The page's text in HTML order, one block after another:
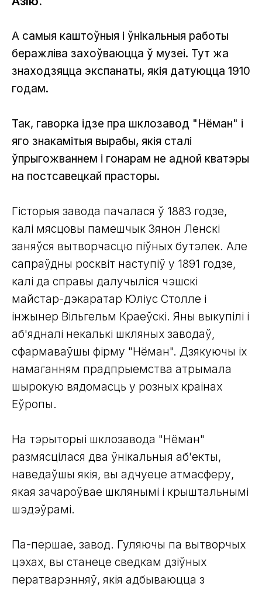
А самыя каштоўныя і ўнікальныя работы
беражліва захоўваюцца ў музеі. Тут жа
знаходзяцца экспанаты, якія датуюцца 1910
годам.
Так, гаворка ідзе пра шклозавод "Нёман" і
яго знакамітыя вырабы, якія сталі
ўпрыгожваннем і гонарам не адной кватэры
на постсавецкай прасторы.
Гісторыя завода пачалася ў 1883 годзе,
калі мясцовы памешчык Зянон Ленскі
заняўся вытворчасцю піўных бутэлек. Але
сапраўдны росквіт наступіў у 1891 годзе,
калі да справы далучыліся чэшскі
майстар-дэкаратар Юліус Столле і
інжынер Вільгельм Краеўскі. Яны выкупілі і
аб'ядналі некалькі шкляных заводаў,
сфармаваўшы фірму "Нёман". Дзякуючы іх
намаганням прадпрыемства атрымала
шырокую вядомасць у розных краінах
Еўропы.
На тэрыторыі шклозавода "Нёман"
размясцілася два ўнікальныя аб'екты,
наведаўшы якія, вы адчуеце атмасферу,
якая зачароўвае шклянымі і крыштальнымі
шэдэўрамі.
Па-першае, завод. Гуляючы па вытворчых
цэхах, вы станеце сведкам дзіўных
ператварэнняў, якія адбываюцца з